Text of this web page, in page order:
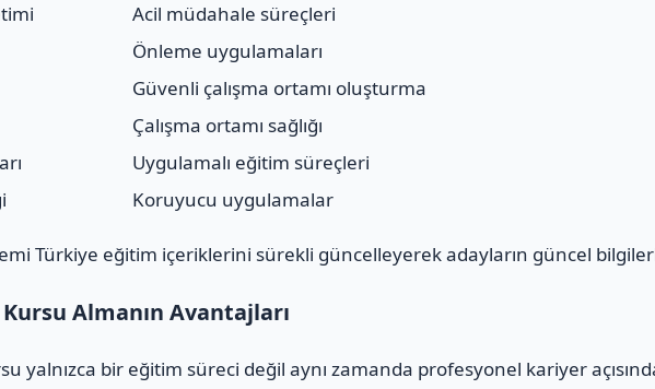
Acil müdahale süreçleri
Önleme uygulamaları
Güvenli çalışma ortamı oluşturma
Çalışma ortamı sağlığı
Uygulamalı eğitim süreçleri
Koruyucu uygulamalar
Türkiye eğitim içeriklerini sürekli güncelleyerek adayların güncel
Kursu Almanın Avantajları
yalnızca bir eğitim süreci değil aynı zamanda profesyonel kariyer